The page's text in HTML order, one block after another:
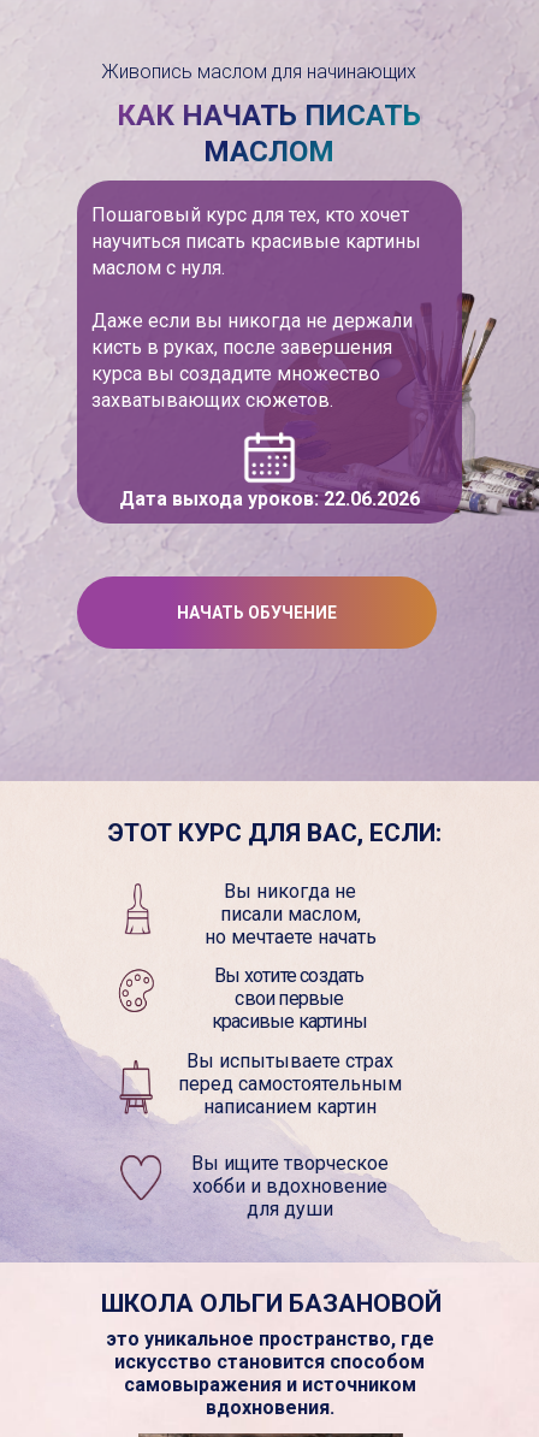
КАК НАЧАТЬ ПИСАТЬ
МАСЛОМ
Пошаговый курс для тех, кто хочет
научиться писать красивые картины
маслом с нуля.
Даже если вы никогда не держали
кисть в руках, после завершения
курса вы создадите множество
захватывающих сюжетов.
Дата выхода уроков: 22.06.2026
Живопись маслом для начинающих
НАЧАТЬ ОБУЧЕНИЕ
Вы никогда не
писали маслом,
но мечтаете начать
Вы хотите создать
свои первые
красивые картины
Вы испытываете страх
перед самостоятельным
написанием картин
Вы ищите творческое
хобби и вдохновение
для души
ЭТОТ КУРС ДЛЯ ВАС, ЕСЛИ:
ШКОЛА ОЛЬГИ БАЗАНОВОЙ
это уникальное пространство, где
искусство становится способом
самовыражения и источником
вдохновения.